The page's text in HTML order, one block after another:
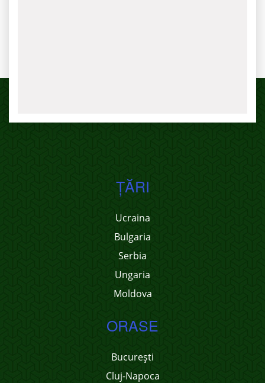
ŢĂRI
Ucraina
Bulgaria
Serbia
Ungaria
Moldova
ORASE
București
Cluj-Napoca